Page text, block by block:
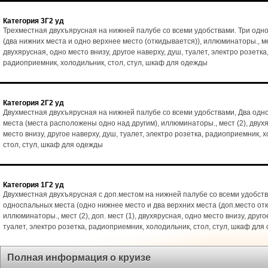
Категория 3Г2 уд
Трехместная двухъярусная на нижней палубе со всеми удобствами. Три
(два нижних места и одно верхнее место (откидывается)), иллюминаторы.,
двухярусная, одно место внизу, другое наверху, душ, туалет, электро розетка,
радиоприемник, холодильник, стол, стул, шкаф для одежды
Категория 2Г2 уд
Двухместная двухъярусная на нижней палубе со всеми удобствами, Два
места (места расположены одно над другим), иллюминаторы., мест (2),
место внизу, другое наверху, душ, туалет, электро розетка, радиоприемник,
стол, стул, шкаф для одежды
Категория 1Г2 уд
Двухместная двухъярусная с доп.местом на нижней палубе со всеми
односпальных места (одно нижнее место и два верхних места (доп.место
иллюминаторы., мест (2), доп. мест (1), двухярусная, одно место внизу,
туалет, электро розетка, радиоприемник, холодильник, стол, стул, шкаф
Полная информация о круизе